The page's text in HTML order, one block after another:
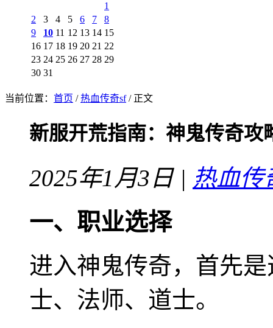
1
2
3 4 5 6 7
8
9
10 11 12 13 14 15
16 17 18 19 20 21 22
23 24 25 26 27 28 29
30 31
当前位置： 首页 /热血传奇sf/ 正文
新服开荒指南：神鬼传奇攻
2025年1月3日 | 热血传
一、职业选择
进入神鬼传奇，首先
士、法师、道士。